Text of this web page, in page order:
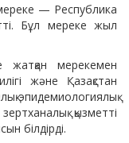
— Республика
Бұл мереке жыл
мерекемен
және Қазақстан
қызметті
білдірді.